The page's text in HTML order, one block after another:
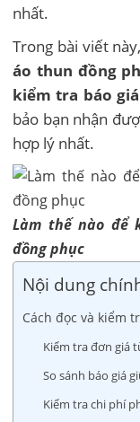
nhất.
Trong bài viết này,
áo thun đồng
kiểm tra báo
bảo bạn nhận
hợp lý nhất.
Làm thế nào để
đồng phục
Nội dung
Cách đọc và kiểm
Kiểm tra đơn giá
So sánh báo giá
Kiểm tra chi phí